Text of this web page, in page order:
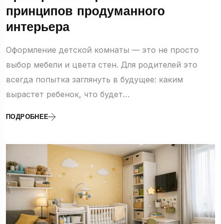
принципов продуманного
интерьера
Оформление детской комнаты — это не просто
выбор мебели и цвета стен. Для родителей это
всегда попытка заглянуть в будущее: каким
вырастет ребенок, что будет…
ПОДРОБНЕЕ